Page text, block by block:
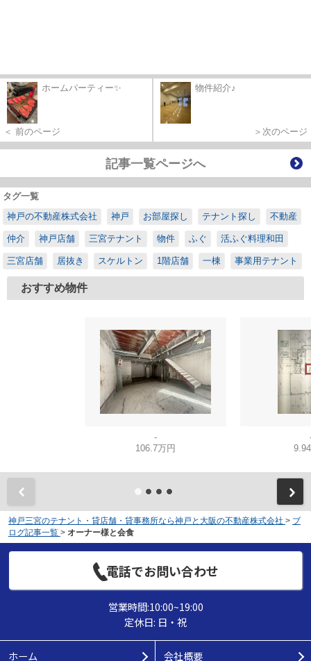
ホームパーティー✨
＜ 前のページ
物件紹介♪
＞次のページ
記事一覧ページへ
タグ一覧
神戸の不動産株式会社
神戸 お部屋探し テナント探し 不動産
仲介 神戸店舗 三宮テナント 物件 ふぐ 活ふぐ料理和田
三宮店舗 居抜き スケルトン 1階店舗 一棟 事業用テナント
おすすめ物件
-
106.7万円
神戸三宮のテナント・貸店舗・貸事務所なら神戸と大阪の不動産株式会社 > ブ
ログ記事一覧 > オーナー様と会食
電話でお問い合わせ
営業時間:10:00~19:00
定休日: 日・祝
ホーム 会社概要